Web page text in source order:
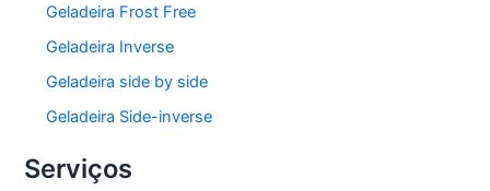
Geladeira Frost Free
Geladeira Inverse
Geladeira side by side
Geladeira Side-inverse
Serviços